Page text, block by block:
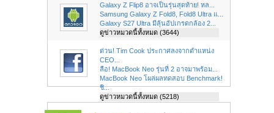
Galaxy Z Flip8 อาจเป็นรุ่นสุดท้าย! หล...
Samsung Galaxy Z Fold8, Fold8 Ultra แ...
Galaxy S27 Ultra มีลุ้นอัปเกรดกล้อง 2...
ดูข่าวหมวดนี้ทั้งหมด (3644)
ด่วน! Tim Cook ประกาศลงจากตำแหน่ง
CEO...
ลือ! MacBook Neo รุ่นที่ 2 อาจมาพร้อม...
MacBook Neo โผล่ผลทดสอบ Benchmark!
ชิ...
ดูข่าวหมวดนี้ทั้งหมด (5218)